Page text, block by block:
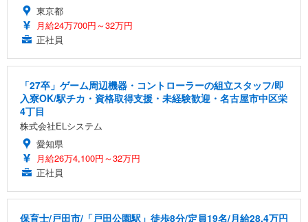
東京都
月給24万700円～32万円
正社員
「27卒」ゲーム周辺機器・コントローラーの組立スタッフ/即
入寮OK/駅チカ・資格取得支援・未経験歓迎・名古屋市中区栄
4丁目
株式会社ELシステム
愛知県
月給26万4,100円～32万円
正社員
保育士/戸田市/「戸田公園駅」徒歩8分/定員19名/月給28.4万円